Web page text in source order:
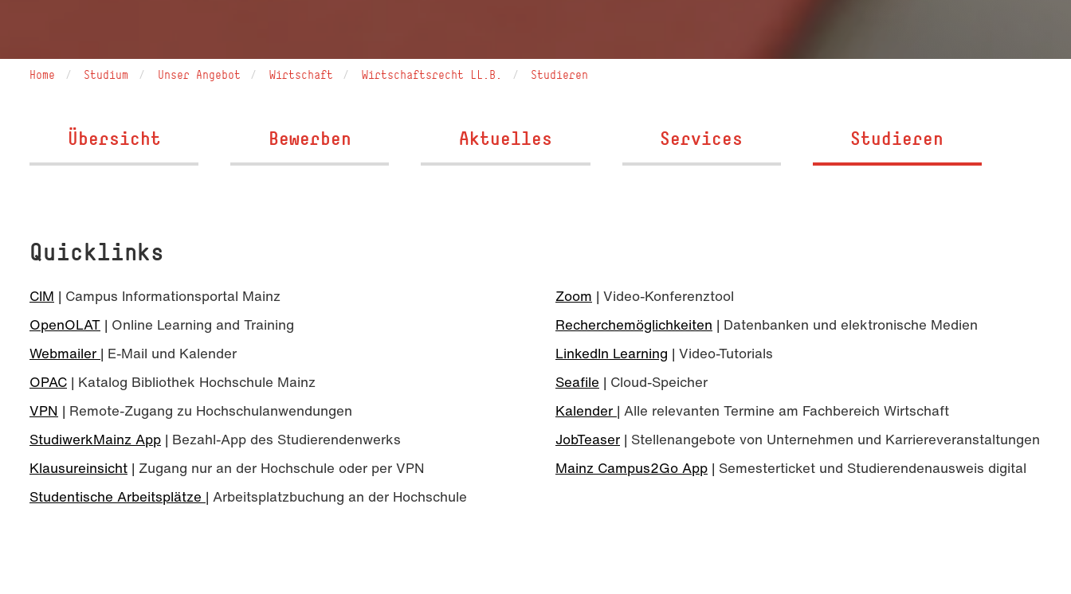
Home Studium Unser Angebot Wirtschaft Wirtschaftsrecht LL.B. Studieren
Übersicht Bewerben Aktuelles Services Studieren
Quicklinks
CIM | Campus Informationsportal Mainz
OpenOLAT | Online Learning and Training
Webmailer | E-Mail und Kalender
OPAC | Katalog Bibliothek Hochschule Mainz
VPN | Remote-Zugang zu Hochschulanwendungen
StudiwerkMainz App | Bezahl-App des Studierendenwerks
Klausureinsicht | Zugang nur an der Hochschule oder per VPN
Studentische Arbeitsplätze | Arbeitsplatzbuchung an der Hochschule
Zoom | Video-Konferenztool
Recherchemöglichkeiten | Datenbanken und elektronische Medien
LinkedIn Learning | Video-Tutorials
Seafile | Cloud-Speicher
Kalender | Alle relevanten Termine am Fachbereich Wirtschaft
JobTeaser | Stellenangebote von Unternehmen und Karriereveranstaltungen
Mainz Campus2Go App | Semesterticket und Stu­die­ren­den­aus­weis digital